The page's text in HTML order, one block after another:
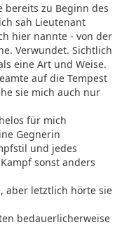
bereits zu Beginn des
sah Lieutenant
hier nannte - von der
Verwundet. Sichtlich
eine Art und Weise.
auf die Tempest
sie mich auch nur
für mich
Gegnerin
und jedes
sonst anders
aber letztlich hörte sie
bedauerlicherweise